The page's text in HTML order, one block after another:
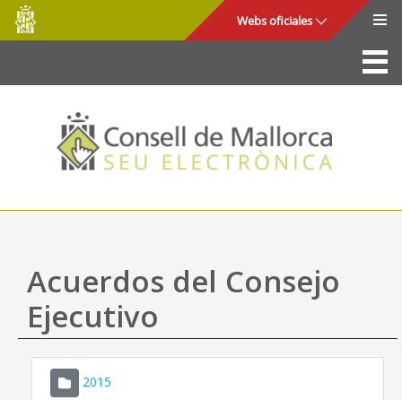
Saltar al contenido principal
Consell
de
Mallorca
Webs oficiales
La Sede
Consejo de Mallorca
Acceso y seguridad
Utilidades
Mapa web
Ayuda
Acuerdos del Consejo
Ejecutivo
2015